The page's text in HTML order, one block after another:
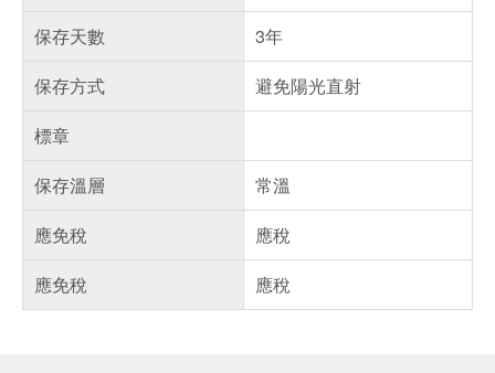
保存天數
3年
保存方式
避免陽光直射
標章
保存溫層
常溫
應免稅
應稅
應免稅
應稅